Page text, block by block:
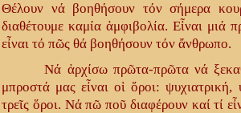
Θέλουν νά βοηθήσουν τόν σήμερα
διαθέτουμε καμία ἀμφιβολία. Εἶναι
εἶναι τό πῶς θά βοηθήσουν τόν ἄνθρωπο.
Νά ἀρχίσω πρῶτα-πρῶτα νά
μπροστά μας εἶναι οἱ ὅροι:
τρεῖς ὅροι. Νά πῶ ποῦ διαφέρουν καί τί